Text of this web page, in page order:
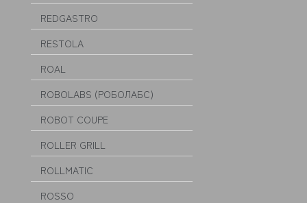
REDGASTRO
RESTOLA
ROAL
ROBOLABS (РОБОЛАБС)
ROBOT COUPE
ROLLER GRILL
ROLLMATIC
ROSSO